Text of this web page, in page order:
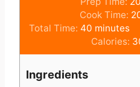
Cook Time:
Total Time: 40 m
i
n
minutes
Calories:
Ingredients